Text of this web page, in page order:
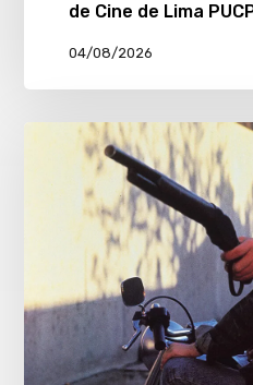
de Cine de Lima
04/08/2026